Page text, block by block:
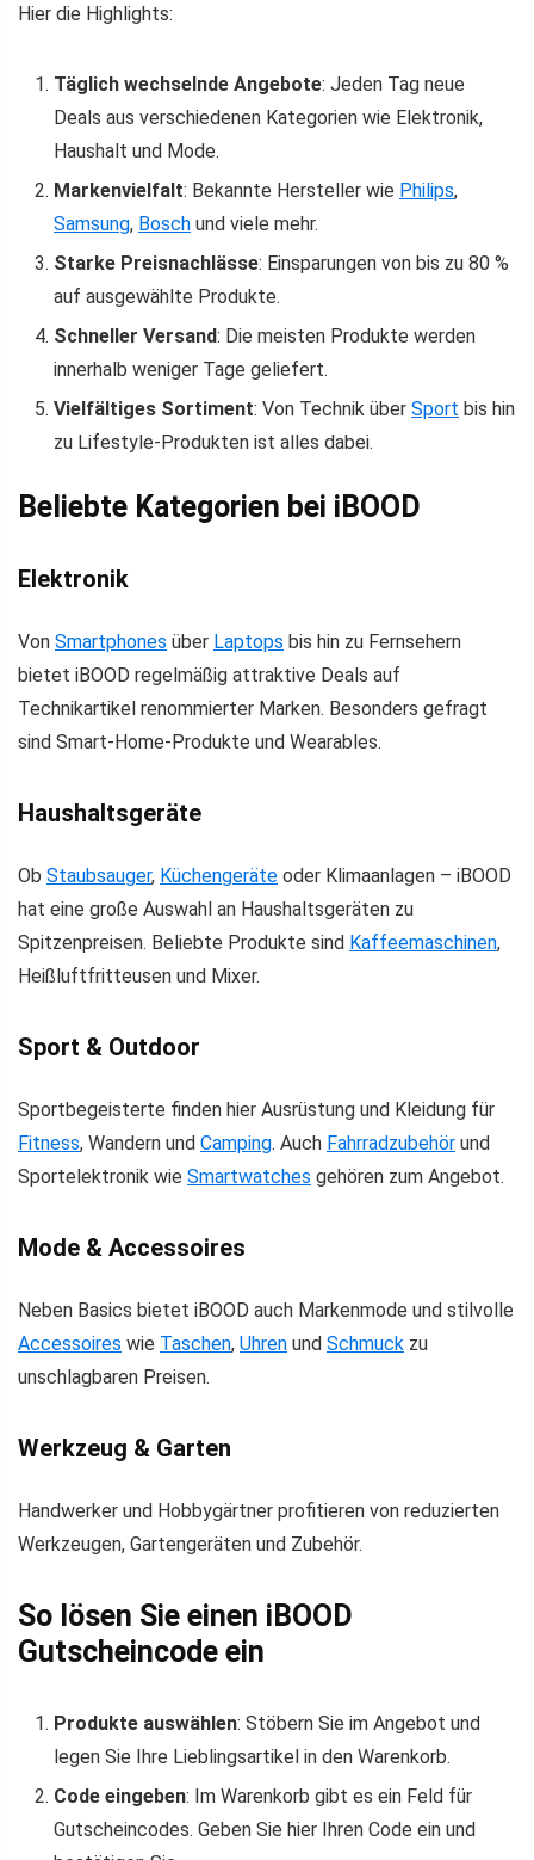
Hier die Highlights:
Täglich wechselnde Angebote: Jeden Tag neue
Deals aus verschiedenen Kategorien wie Elektronik,
Haushalt und Mode.
Markenvielfalt: Bekannte Hersteller wie Philips,
Samsung, Bosch und viele mehr.
Starke Preisnachlässe: Einsparungen von bis zu 80 %
auf ausgewählte Produkte.
Schneller Versand: Die meisten Produkte werden
innerhalb weniger Tage geliefert.
Vielfältiges Sortiment: Von Technik über Sport bis hin
zu Lifestyle-Produkten ist alles dabei.
Beliebte Kategorien bei iBOOD
Elektronik
Von Smartphones über Laptops bis hin zu Fernsehern
bietet iBOOD regelmäßig attraktive Deals auf
Technikartikel renommierter Marken. Besonders gefragt
sind Smart-Home-Produkte und Wearables.
Haushaltsgeräte
Ob Staubsauger, Küchengeräte oder Klimaanlagen – iBOOD
hat eine große Auswahl an Haushaltsgeräten zu
Spitzenpreisen. Beliebte Produkte sind Kaffeemaschinen,
Heißluftfritteusen und Mixer.
Sport & Outdoor
Sportbegeisterte finden hier Ausrüstung und Kleidung für
Fitness, Wandern und Camping. Auch Fahrradzubehör und
Sportelektronik wie Smartwatches gehören zum Angebot.
Mode & Accessoires
Neben Basics bietet iBOOD auch Markenmode und stilvolle
Accessoires wie Taschen, Uhren und Schmuck zu
unschlagbaren Preisen.
Werkzeug & Garten
Handwerker und Hobbygärtner profitieren von reduzierten
Werkzeugen, Gartengeräten und Zubehör.
So lösen Sie einen iBOOD
Gutscheincode ein
Produkte auswählen: Stöbern Sie im Angebot und
legen Sie Ihre Lieblingsartikel in den Warenkorb.
Code eingeben: Im Warenkorb gibt es ein Feld für
Gutscheincodes. Geben Sie hier Ihren Code ein und